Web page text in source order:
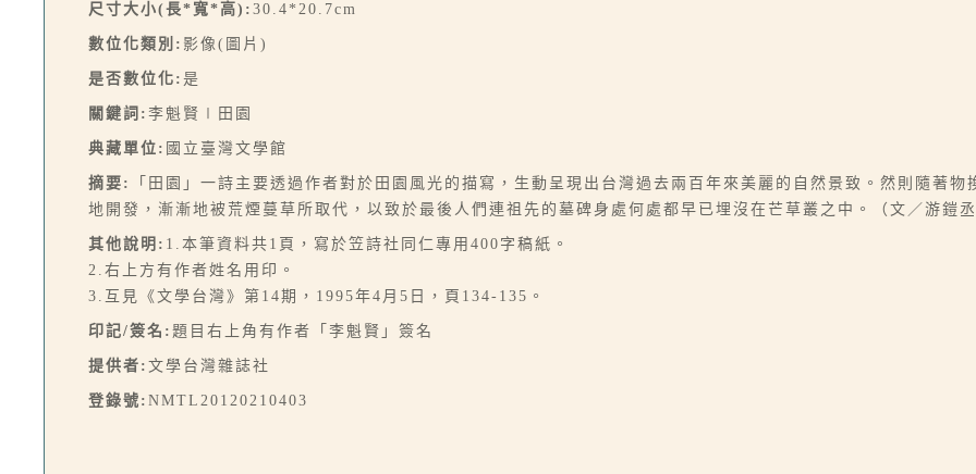
尺寸大小(長*寬*高): 30.4*20.7cm
數位化類別: 影像(圖片)
是否數位化: 是
關鍵詞: 李魁賢∣田園
典藏單位: 國立臺灣文學館
摘要:
「田園」一詩主要透過作者對於田園風光的描寫，生動呈現出台灣過去兩百年來美麗的自然景致。然則隨著
地開發，漸漸地被荒煙蔓草所取代，以致於最後人們連祖先的墓碑身處何處都早已埋沒在芒草叢之中。（文／游鎧
其他說明: 1.本筆資料共1頁，寫於笠詩社同仁專用400字稿紙。
2.右上方有作者姓名用印。
3.互見《文學台灣》第14期，1995年4月5日，頁134-135。
印記/簽名: 題目右上角有作者「李魁賢」簽名
提供者: 文學台灣雜誌社
登錄號: NMTL20120210403